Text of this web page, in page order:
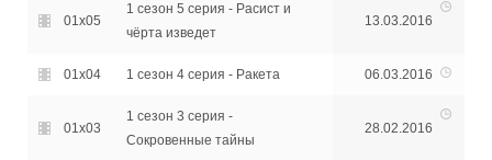
01x05
1 сезон 5 серия - Расист и
чёрта изведет
13.03.2016
01x04 1 сезон 4 серия - Ракета 06.03.2016
01x03
1 сезон 3 серия -
Сокровенные тайны
28.02.2016